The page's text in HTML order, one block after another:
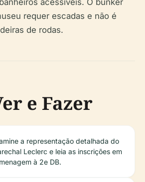
acessíveis. O bunker
requer escadas e não é
de rodas.
e Fazer
a representação detalhada do
Leclerc e leia as inscrições em
à 2e DB.